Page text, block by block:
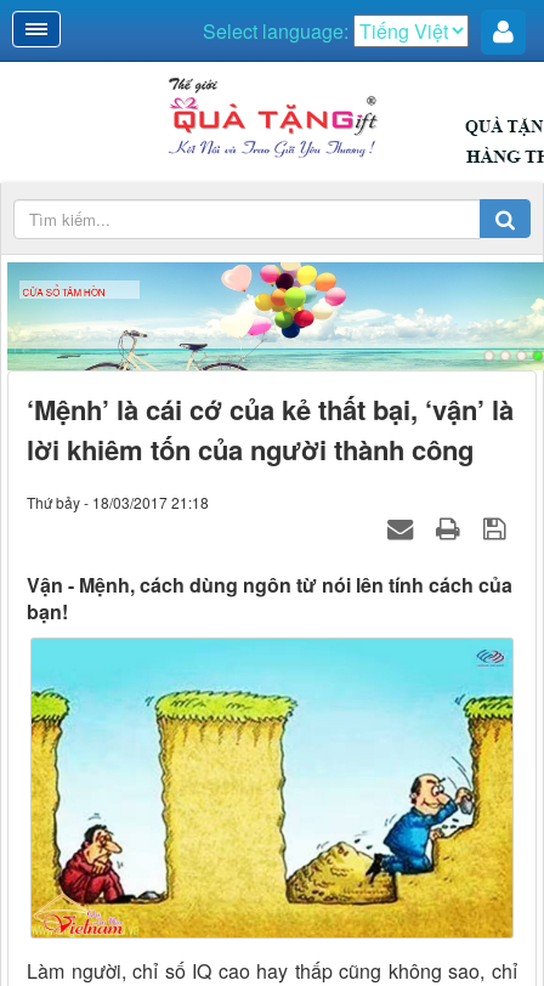
Select language:
CỬA SỔ TÂM HỒN
‘Mệnh’ là cái cớ của kẻ thất bại, ‘vận’ là
lời khiêm tốn của người thành công
Thứ bảy - 18/03/2017 21:18
Vận - Mệnh, cách dùng ngôn từ nói lên tính cách của
bạn!
Làm người, chỉ số IQ cao hay thấp cũng không sao, chỉ